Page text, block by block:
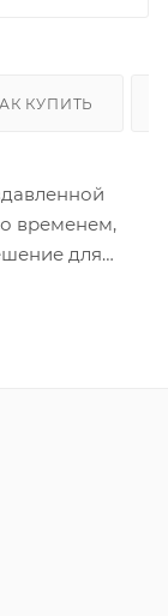
КУПИТЬ
временем,
для
условиям